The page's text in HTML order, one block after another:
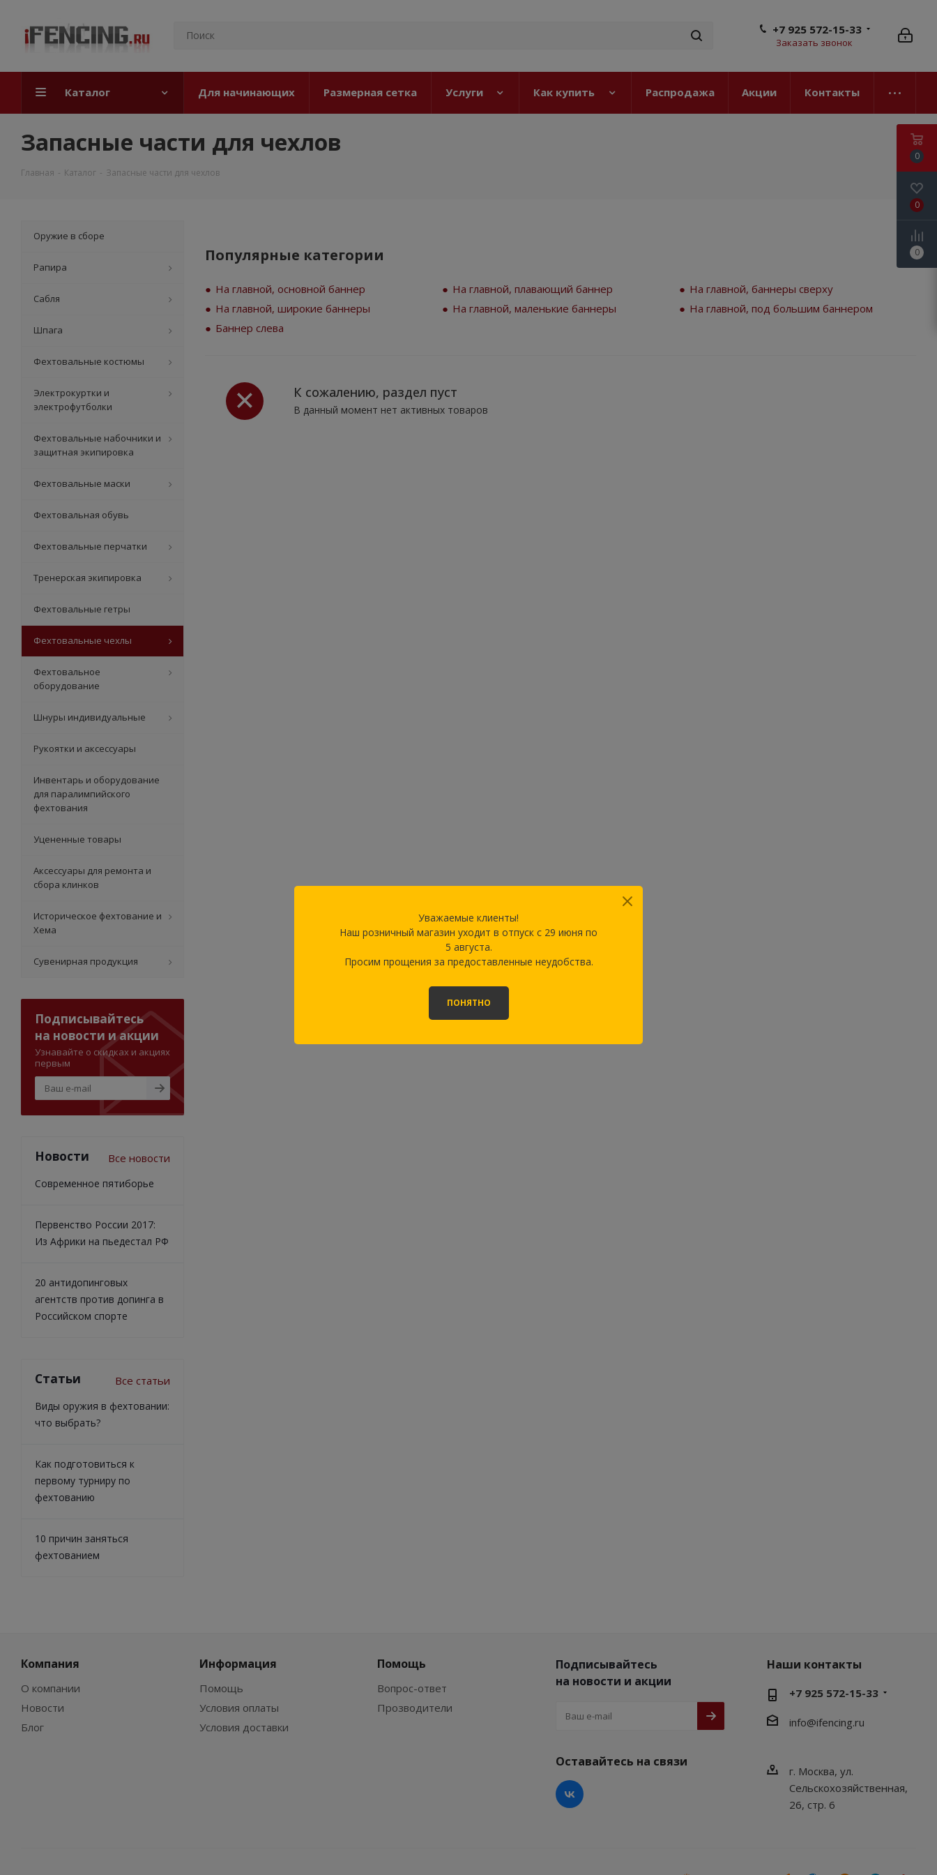
+7 925 572-15-33
Заказать звонок
Каталог Для начинающих Размерная сетка Услуги Как купить Распродажа Акции Контакты
Запасные части для чехлов
Главная - Каталог - Запасные части для чехлов
Популярные категории
На главной, основной баннер На главной, плавающий баннер
На главной, баннеры сверху
На главной, широкие баннеры
На главной, маленькие баннеры
На главной, под большим баннером
Баннер слева
К сожалению, раздел пуст
В данный момент нет активных товаров
Оружие в сборе
Рапира
Сабля
Шпага
Фехтовальные костюмы
Электрокуртки и
электрофутболки
Фехтовальные набочники и
защитная экипировка
Фехтовальные маски
Фехтовальная обувь
Фехтовальные перчатки
Тренерская экипировка
Фехтовальные гетры
Фехтовальные чехлы
Фехтовальное
оборудование
Шнуры индивидуальные
Рукоятки и аксессуары
Инвентарь и оборудование
для паралимпийского
фехтования
Уцененные товары
Аксессуары для ремонта и
сбора клинков
Историческое фехтование и
Хема
Сувенирная продукция
Подписывайтесь
на новости и акции
Узнавайте о скидках и акциях
первым
Новости Все новости
Современное пятиборье
Первенство России 2017:
Из Африки на пьедестал РФ
20 антидопинговых
агентств против допинга в
Российском спорте
Статьи Все статьи
Виды оружия в фехтовании:
что выбрать?
Как подготовиться к
первому турниру по
фехтованию
10 причин заняться
фехтованием
Компания
О компании
Новости
Блог
Информация
Помощь
Условия оплаты
Условия доставки
Помощь
Вопрос-ответ
Прозводители
Подписывайтесь
на новости и акции
Оставайтесь на связи
Наши контакты
+7 925 572-15-33
info@ifencing.ru
г. Москва, ул.
Сельскохозяйственная,
26, стр. 6
0
0
0
Уважаемые клиенты!
Наш розничный магазин уходит в отпуск с 29 июня по
5 августа.
Просим прощения за предоставленные неудобства.
ПОНЯТНО